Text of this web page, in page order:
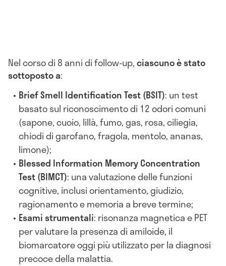
Nel corso di 8 anni di follow-up,ciascuno è stato
sottoposto a:
Brief Smell Identification Test (BSIT): un test
basato sul riconoscimento di 12 odori comuni
(sapone, cuoio, lillà, fumo, gas, rosa, ciliegia,
chiodi di garofano, fragola, mentolo, ananas,
limone);
Blessed Information Memory Concentration
Test (BIMCT): una valutazione delle funzioni
cognitive, inclusi orientamento, giudizio,
ragionamento e memoria a breve termine;
Esami strumentali: risonanza magnetica e PET
per valutare la presenza di amiloide, il
biomarcatore oggi più utilizzato per la diagnosi
precoce della malattia.